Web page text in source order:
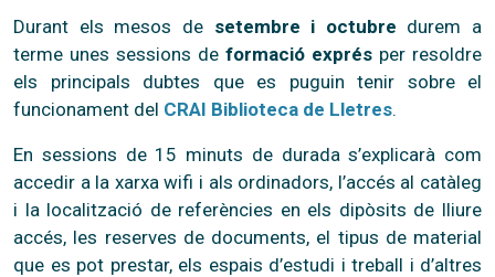
Durant els mesos de setembre i octubre durem a
terme unes sessions de formació exprés per resoldre
els principals dubtes que es puguin tenir sobre el
funcionament del CRAI Biblioteca de Lletres.
En sessions de 15 minuts de durada s’explicarà com
accedir a la xarxa wifi i als ordinadors, l’accés al catàleg
i la localització de referències en els dipòsits de lliure
accés, les reserves de documents, el tipus de material
que es pot prestar, els espais d’estudi i treball i d’altres